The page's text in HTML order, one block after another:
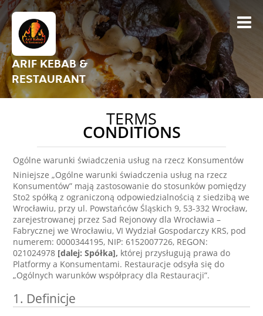
ARIF KEBAB &
RESTAURANT
TERMS
CONDITIONS
Ogólne warunki świadczenia usług na rzecz Konsumentów
Niniejsze „Ogólne warunki świadczenia usług na rzecz
Konsumentów” mają zastosowanie do stosunków pomiędzy
Sto2 spółką z ograniczoną odpowiedzialnością z siedzibą we
Wrocławiu, przy ul. Powstańców Śląskich 9, 53-332 Wrocław,
zarejestrowanej przez Sad Rejonowy dla Wrocławia –
Fabrycznej we Wrocławiu, VI Wydział Gospodarczy KRS, pod
numerem: 0000344195, NIP: 6152007726, REGON:
021024978 [dalej: Spółka], której przysługują prawa do
Platformy a Konsumentami. Restauracje odsyła się do
„Ogólnych warunków współpracy dla Restauracji”.
1. Definicje